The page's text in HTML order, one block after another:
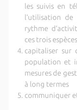
les suivis en
l’utilisation de
rythme
ces trois espèces
capitaliser sur
population et
mesures de
à long termes
communiquer